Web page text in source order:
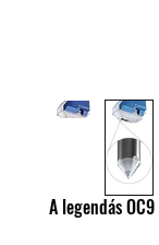
A legendás